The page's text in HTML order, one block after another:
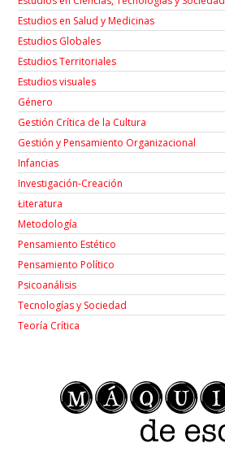
Estudios en Salud y Medicinas
Estudios Globales
Estudios Territoriales
Estudios visuales
Género
Gestión Crítica de la Cultura
Gestión y Pensamiento Organizacional
Infancias
Investigación-Creación
Łiteratura
Metodología
Pensamiento Estético
Pensamiento Político
Psicoanálisis
Tecnologías y Sociedad
Teoría Crítica